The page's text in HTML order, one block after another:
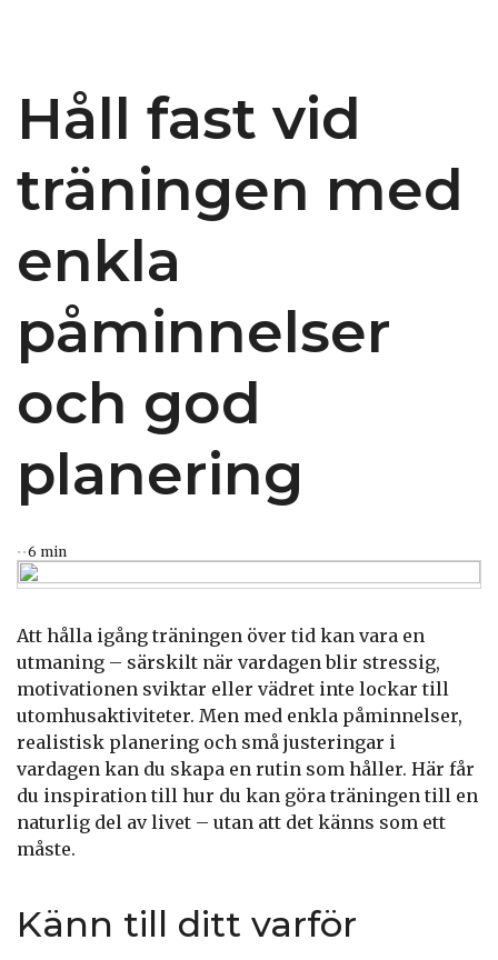
Håll fast vid
träningen med
enkla
påminnelser
och god
planering
6 min
Att hålla igång träningen över tid kan vara en
utmaning – särskilt när vardagen blir stressig,
motivationen sviktar eller vädret inte lockar till
utomhusaktiviteter. Men med enkla påminnelser,
realistisk planering och små justeringar i
vardagen kan du skapa en rutin som håller. Här får
du inspiration till hur du kan göra träningen till en
naturlig del av livet – utan att det känns som ett
måste.
Känn till ditt varför